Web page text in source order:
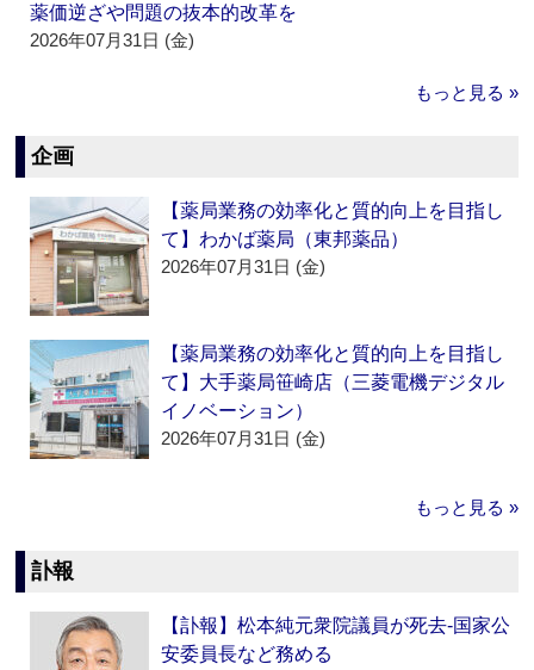
薬価逆ざや問題の抜本的改革を
2026年07月31日 (金)
もっと見る »
企画
【薬局業務の効率化と質的向上を目指し
て】わかば薬局（東邦薬品）
2026年07月31日 (金)
【薬局業務の効率化と質的向上を目指し
て】大手薬局笹崎店（三菱電機デジタル
イノベーション）
2026年07月31日 (金)
もっと見る »
訃報
【訃報】松本純元衆院議員が死去‐国家公
安委員長など務める